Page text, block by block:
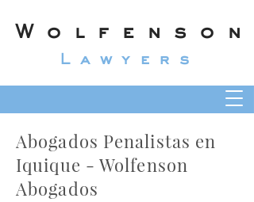
Wolfenson
Lawyers
Abogados Penalistas en
Iquique - Wolfenson
Abogados